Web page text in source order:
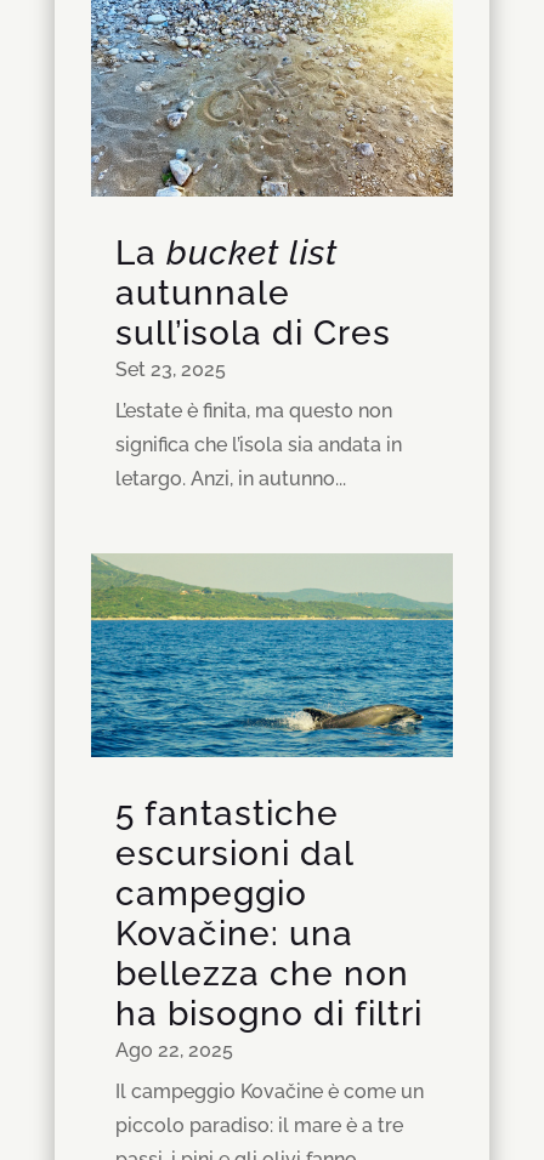
La bucket list
autunnale
sull’isola di Cres
Set 23, 2025
L’estate è finita, ma questo non
significa che l’isola sia andata in
letargo. Anzi, in autunno...
5 fantastiche
escursioni dal
campeggio
Kovačine: una
bellezza che non
ha bisogno di filtri
Ago 22, 2025
Il campeggio Kovačine è come un
piccolo paradiso: il mare è a tre